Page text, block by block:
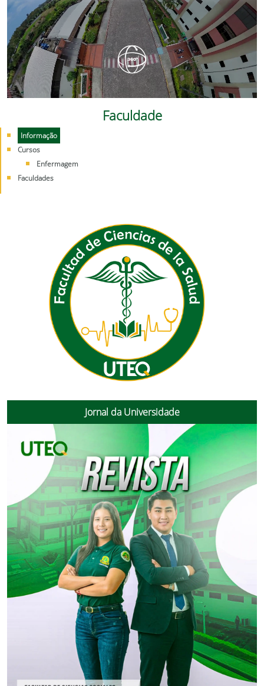
Faculdade
Informação
Cursos
Enfermagem
Faculdades
Jornal da Universidade